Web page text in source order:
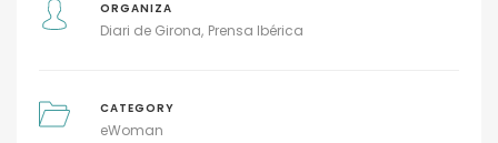
ORGANIZA
Diari de Girona Prensa Ibérica
CATEGORY
eWoman